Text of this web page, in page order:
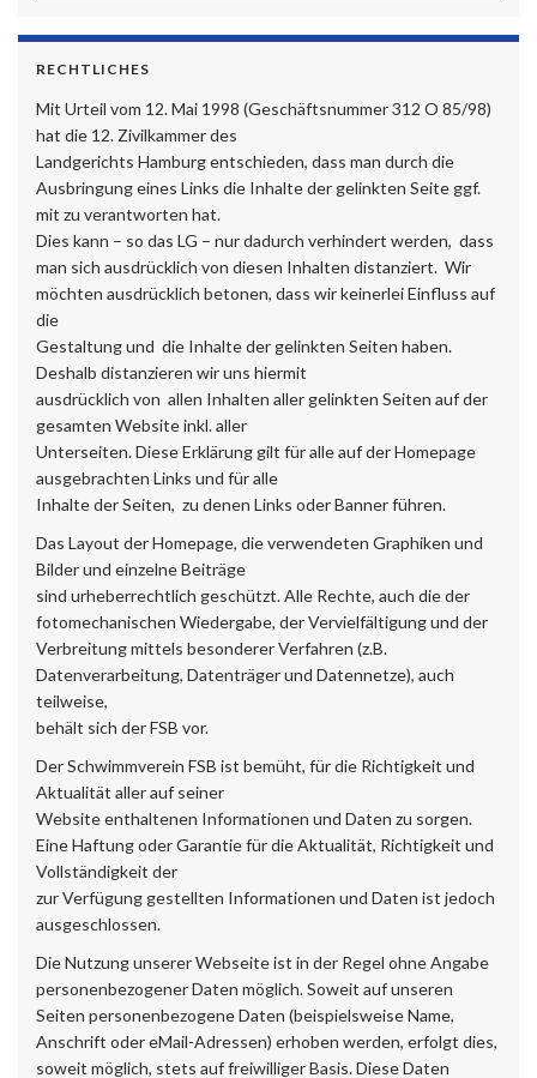
RECHTLICHES
Mit Urteil vom 12. Mai 1998 (Geschäftsnummer 312 O 85/98)
hat die 12. Zivilkammer des
Landgerichts Hamburg entschieden, dass man durch die
Ausbringung eines Links die Inhalte der gelinkten Seite ggf.
mit zu verantworten hat.
Dies kann – so das LG – nur dadurch verhindert werden, dass
man sich ausdrücklich von diesen Inhalten distanziert. Wir
möchten ausdrücklich betonen, dass wir keinerlei Einfluss auf
die
Gestaltung und die Inhalte der gelinkten Seiten haben.
Deshalb distanzieren wir uns hiermit
ausdrücklich von allen Inhalten aller gelinkten Seiten auf der
gesamten Website inkl. aller
Unterseiten. Diese Erklärung gilt für alle auf der Homepage
ausgebrachten Links und für alle
Inhalte der Seiten, zu denen Links oder Banner führen.
Das Layout der Homepage, die verwendeten Graphiken und
Bilder und einzelne Beiträge
sind urheberrechtlich geschützt. Alle Rechte, auch die der
fotomechanischen Wiedergabe, der Vervielfältigung und der
Verbreitung mittels besonderer Verfahren (z.B.
Datenverarbeitung, Datenträger und Datennetze), auch
teilweise,
behält sich der FSB vor.
Der Schwimmverein FSB ist bemüht, für die Richtigkeit und
Aktualität aller auf seiner
Website enthaltenen Informationen und Daten zu sorgen.
Eine Haftung oder Garantie für die Aktualität, Richtigkeit und
Vollständigkeit der
zur Verfügung gestellten Informationen und Daten ist jedoch
ausgeschlossen.
Die Nutzung unserer Webseite ist in der Regel ohne Angabe
personenbezogener Daten möglich. Soweit auf unseren
Seiten personenbezogene Daten (beispielsweise Name,
Anschrift oder eMail-Adressen) erhoben werden, erfolgt dies,
soweit möglich, stets auf freiwilliger Basis. Diese Daten